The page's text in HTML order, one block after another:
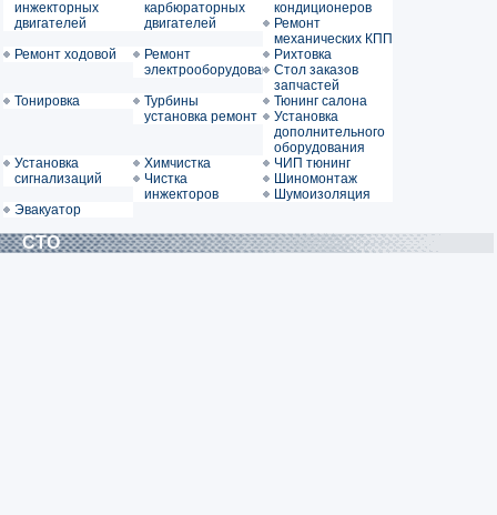
инжекторных
двигателей
карбюраторных
двигателей
кондиционеров
Ремонт
механических КПП
Ремонт ходовой
Ремонт
электрооборудования
Рихтовка
Стол заказов
запчастей
Тонировка
Турбины
установка ремонт
Тюнинг салона
Установка
дополнительного
оборудования
Установка
сигнализаций
Химчистка
ЧИП тюнинг
Чистка
инжекторов
Шиномонтаж
Шумоизоляция
Эвакуатор
СТО